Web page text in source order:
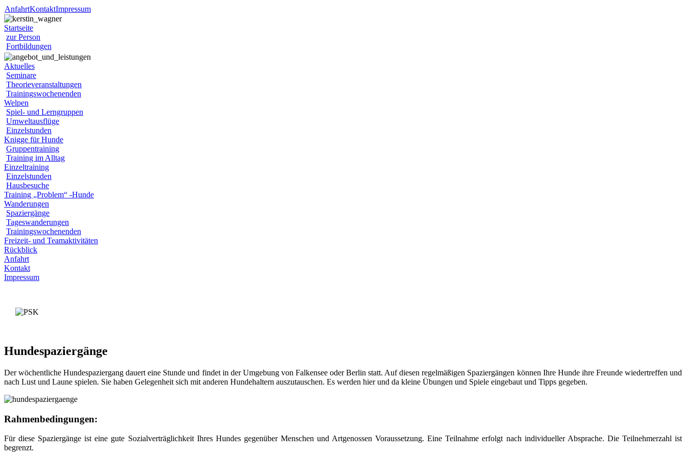
AnfahrtKontaktImpressum
Startseite
zur Person
Fortbildungen
Aktuelles
Seminare
Theorieveranstaltungen
Trainingswochenenden
Welpen
Spiel- und Lerngruppen
Umweltausflüge
Einzelstunden
Knigge für Hunde
Gruppentraining
Training im Alltag
Einzeltraining
Einzelstunden
Hausbesuche
Training „Problem“ -Hunde
Wanderungen
Spaziergänge
Tageswanderungen
Trainingswochenenden
Freizeit- und Teamaktivitäten
Rückblick
Anfahrt
Kontakt
Impressum
Hundespaziergänge
Der wöchentliche Hundespaziergang dauert eine Stunde und findet in der Umgebung von Falkensee oder Berlin statt. Auf diesen regelmäßigen Spaziergängen können Ihre Hunde ihre Freunde wiedertreffen und
nach Lust und Laune spielen. Sie haben Gelegenheit sich mit anderen Hundehaltern auszutauschen. Es werden hier und da kleine Übungen und Spiele eingebaut und Tipps gegeben.
Rahmenbedingungen:
Für diese Spaziergänge ist eine gute Sozialverträglichkeit Ihres Hundes gegenüber Menschen und Artgenossen Voraussetzung. Eine Teilnahme erfolgt nach individueller Absprache. Die Teilnehmerzahl ist
begrenzt.